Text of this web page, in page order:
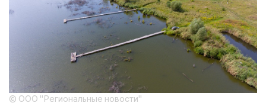
© ООО "Региональные новости"